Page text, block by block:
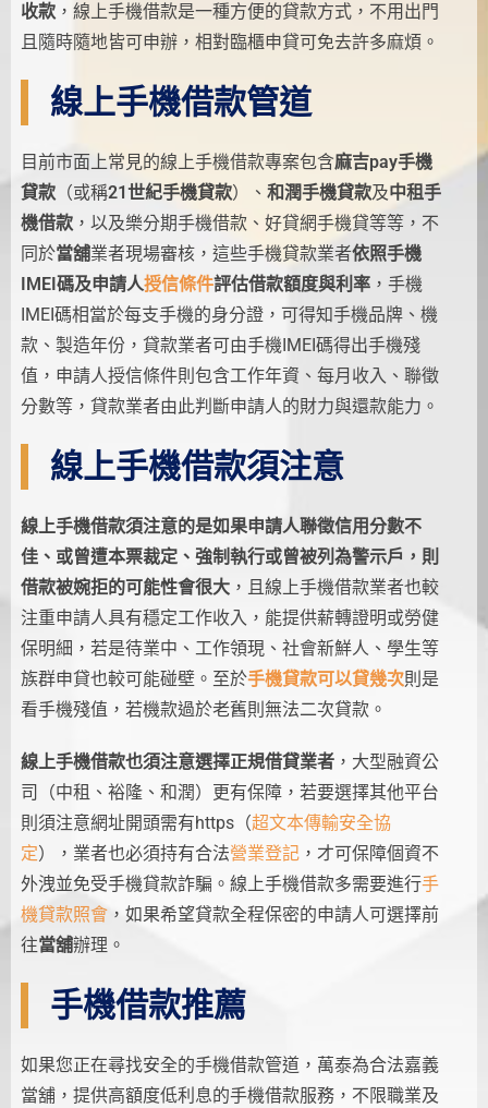
收款，線上手機借款是一種方便的貸款方式，不用出門
且隨時隨地皆可申辦，相對臨櫃申貸可免去許多麻煩。
線上手機借款管道
目前市面上常見的線上手機借款專案包含麻吉pay手機
貸款（或稱21世紀手機貸款）、 和潤手機貸款及中租手
機借款，以及樂分期手機借款、好貸網手機貸等等，不
同於當舖業者現場審核，這些手機貸款業者依照手機
IMEI碼及申請人授信條件評估借款額度與利率，手機
IMEI碼相當於每支手機的身分證，可得知手機品牌、機
款、製造年份，貸款業者可由手機IMEI碼得出手機殘
值，申請人授信條件則包含工作年資、每月收入、聯徵
分數等，貸款業者由此判斷申請人的財力與還款能力。
線上手機借款須注意
線上手機借款須注意的是如果申請人聯徵信用分數不
佳、或曾遭本票裁定、強制執行或曾被列為警示戶，則
借款被婉拒的可能性會很大，且線上手機借款業者也較
注重申請人具有穩定工作收入，能提供薪轉證明或勞健
保明細，若是待業中、工作領現、社會新鮮人、學生等
族群申貸也較可能碰壁。至於手機貸款可以貸幾次則是
看手機殘值，若機款過於老舊則無法二次貸款。
線上手機借款也須注意選擇正規借貸業者，大型融資公
司（中租、裕隆、和潤）更有保障，若要選擇其他平台
則須注意網址開頭需有https（超文本傳輸安全協
定），業者也必須持有合法營業登記，才可保障個資不
外洩並免受手機貸款詐騙。線上手機借款多需要進行手
機貸款照會，如果希望貸款全程保密的申請人可選擇前
往當舖辦理。
手機借款推薦
如果您正在尋找安全的手機借款管道，萬泰為合法嘉義
當舖，提供高額度低利息的手機借款服務，不限職業及